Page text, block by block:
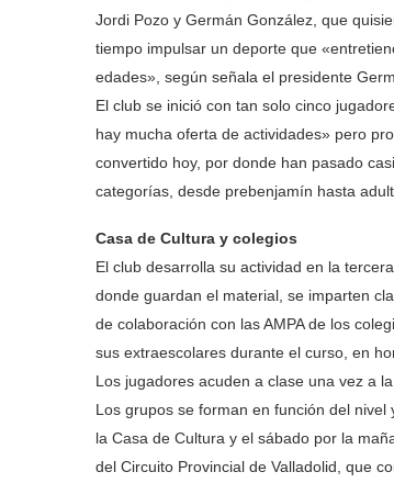
Jordi Pozo y Germán González, que
tiempo impulsar un deporte que
edades», según señala el presidente
El club se inició con tan solo cinco
hay mucha oferta de actividades» pero
convertido hoy, por donde han pasado
categorías, desde prebenjamín hasta
Casa de Cultura y colegios
El club desarrolla su actividad en la
donde guardan el material, se imparten
de colaboración con las AMPA de los
sus extraescolares durante el curso, en
Los jugadores acuden a clase una vez a
Los grupos se forman en función del
la Casa de Cultura y el sábado por la
del Circuito Provincial de Valladolid, que